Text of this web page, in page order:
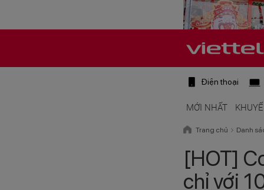
Điện thoại
MỚI NHẤT
Trang chủ Danh
[HOT]
chỉ với